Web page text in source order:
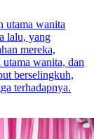
utama wanita
lalu, yang
mereka,
wanita, dan
berselingkuh,
terhadapnya.